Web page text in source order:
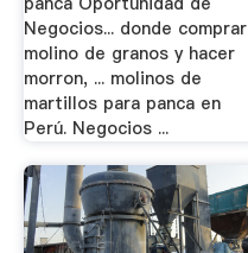
Negocios... donde comprar
molino de granos y hacer
morron, ... molinos de
martillos para panca en
Perú. Negocios ...